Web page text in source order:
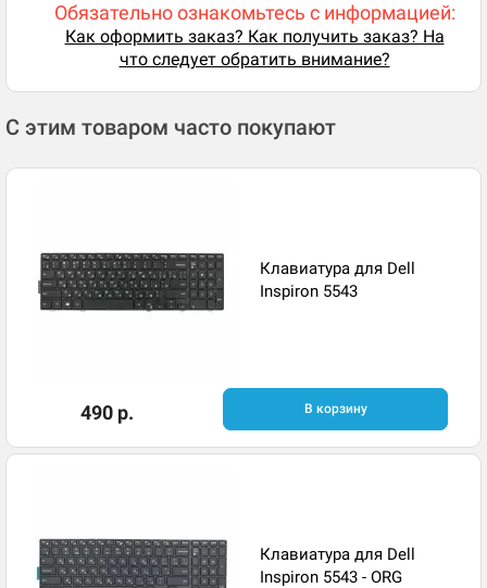
Обязательно ознакомьтесь с информацией:
Как оформить заказ? Как получить заказ? На
что следует обратить внимание?
С этим товаром часто покупают
Клавиатура для Dell
Inspiron 5543
490 р. В корзину
Клавиатура для Dell
Inspiron 5543 - ORG